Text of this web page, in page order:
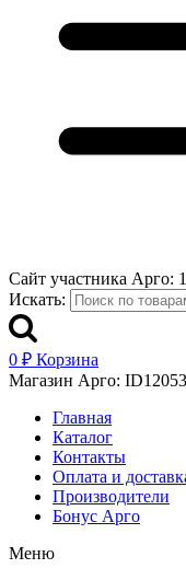
Сайт участника Арго:
Искать:
0 ₽ Корзина
Магазин Арго:
Главная
Каталог
Контакты
Оплата и
Производители
Бонус Арго
Меню